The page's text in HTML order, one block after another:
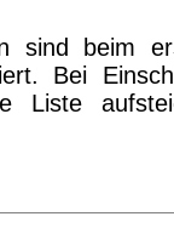
sind beim
Bei
Liste